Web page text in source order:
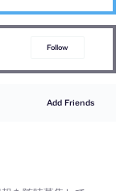
Follow
Add Friends